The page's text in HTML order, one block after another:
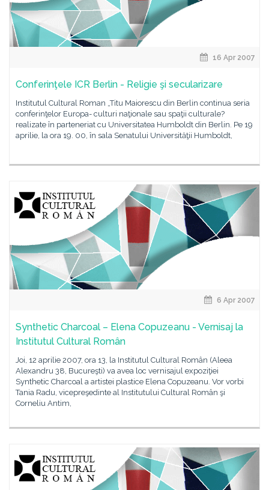
16 Apr 2007
Conferinţele ICR Berlin - Religie şi secularizare
Institutul Cultural Roman „Titu Maiorescu din Berlin continua seria
conferinţelor Europa- culturi naţionale sau spaţii culturale?
realizate în parteneriat cu Universitatea Humboldt din Berlin. Pe 19
aprilie, la ora 19. 00, în sala Senatului Universităţii Humboldt,
6 Apr 2007
Synthetic Charcoal – Elena Copuzeanu - Vernisaj la
Institutul Cultural Român
Joi, 12 aprilie 2007, ora 13, la Institutul Cultural Român (Aleea
Alexandru 38, Bucureşti) va avea loc vernisajul expoziţiei
Synthetic Charcoal a artistei plastice Elena Copuzeanu. Vor vorbi
Tania Radu, vicepreşedinte al Institutului Cultural Român şi
Corneliu Antim,